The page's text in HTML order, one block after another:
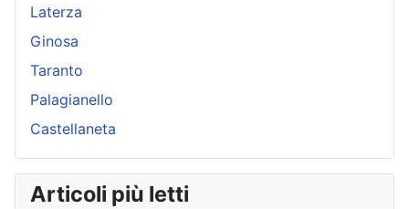
Laterza
Ginosa
Taranto
Palagianello
Castellaneta
Articoli più letti